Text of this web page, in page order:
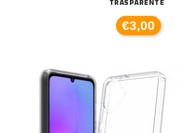
€3,00